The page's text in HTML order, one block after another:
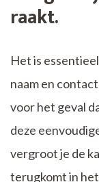
raakt.
Het is
naam en
voor het geval
deze
vergroot je de
terugkomt in